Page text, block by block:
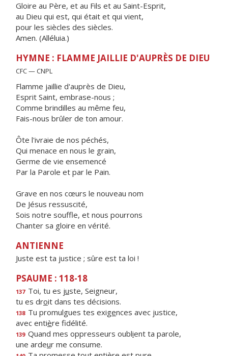
Gloire au Père, et au Fils et au Saint-Esprit,
au Dieu qui est, qui était et qui vient,
pour les siècles des siècles.
Amen. (Alléluia.)
HYMNE : FLAMME JAILLIE D'AUPRÈS DE DIEU
CFC — CNPL
Flamme jaillie d'auprès de Dieu,
Esprit Saint, embrase-nous ;
Comme brindilles au même feu,
Fais-nous brûler de ton amour.
Ôte l'ivraie de nos péchés,
Qui menace en nous le grain,
Germe de vie ensemencé
Par la Parole et par le Pain.
Grave en nos cœurs le nouveau nom
De Jésus ressuscité,
Sois notre souffle, et nous pourrons
Chanter sa gloire en vérité.
ANTIENNE
Juste est ta justice ; sûre est ta loi !
PSAUME : 118-18
137 Toi, tu es juste, Seigneur,
tu es droit dans tes décisions.
138 Tu promulgues tes exigences avec justice,
avec entière fidélité.
139 Quand mes oppresseurs oublient ta parole,
une ardeur me consume.